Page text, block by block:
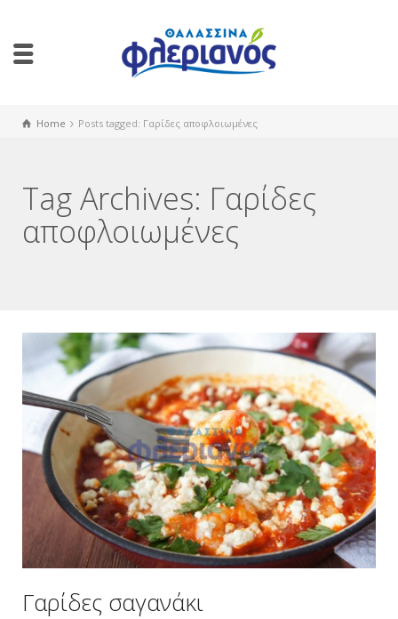
Home Posts tagged: Γαρίδες αποφλοιωμένες
Tag Archives: Γαρίδες
αποφλοιωμένες
Γαρίδες σαγανάκι